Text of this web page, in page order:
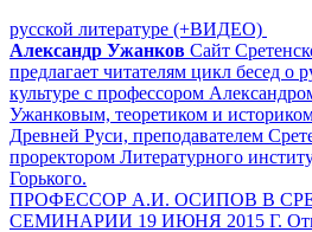
русской литературе (+ВИДЕО)
Александр Ужанков Сайт
предлагает читателям цикл бесед о
культуре с профессором
Ужанковым, теоретиком и
Древней Руси, преподавателем
проректором Литературного
Горького.
ПРОФЕССОР А.И. ОСИПОВ В
СЕМИНАРИИ 19 ИЮНЯ 2015 Г.